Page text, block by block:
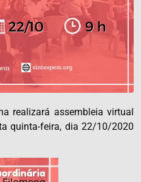
realizará assembleia virtual
quinta-feira, dia 22/10/2020